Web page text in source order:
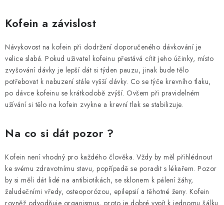
Kofein a závislost
Návykovost na kofein při dodržení doporučeného dávkování je
velice slabá. Pokud uživatel kofeinu přestává cítit jeho účinky, místo
zvyšování dávky je lepší dát si týden pauzu, jinak bude tělo
potřebovat k nabuzení stále vyšší dávky. Co se týče krevního tlaku,
po dávce kofeinu se krátkodobě zvýší. Ovšem při pravidelném
užívání si tělo na kofein zvykne a krevní tlak se stabilizuje.
Na co si dát pozor ?
Kofein není vhodný pro každého člověka. Vždy by měl přihlédnout
ke svému zdravotnímu stavu, popřípadě se poradit s lékařem. Pozor
by si měli dát lidé na antibiotikách, se sklonem k pálení žáhy,
žaludečními vředy, osteoporózou, epilepsií a těhotné ženy. Kofein
rovněž odvodňuje organismus, proto je dobré vypít k jednomu šálku